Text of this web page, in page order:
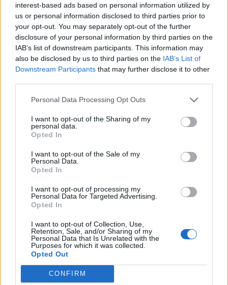
interest-based ads based on personal information utilized by
us or personal information disclosed to third parties prior to
your opt-out. You may separately opt-out of the further
disclosure of your personal information by third parties on the
IAB’s list of downstream participants. This information may
also be disclosed by us to third parties on the IAB’s List of
Downstream Participants that may further disclose it to other
Personal Data Processing Opt Outs
I want to opt-out of the Sharing of my
personal data.
Opted In
I want to opt-out of the Sale of my
Personal Data.
Opted In
I want to opt-out of processing my
Personal Data for Targeted Advertising.
Opted In
I want to opt-out of Collection, Use,
Retention, Sale, and/or Sharing of my
Personal Data that Is Unrelated with the
Purposes for which it was collected.
Opted Out
CONFIRM
Καλλιόπη Βέττα: Να μην μετατραπεί
η Δυτική Μακεδονία σε υπερτοπικό
σκουπιδότοπο – Πλήρης απόρριψη
των κυβερνητικών σχεδίων
ΠΟΛΙΤΙΚΗ